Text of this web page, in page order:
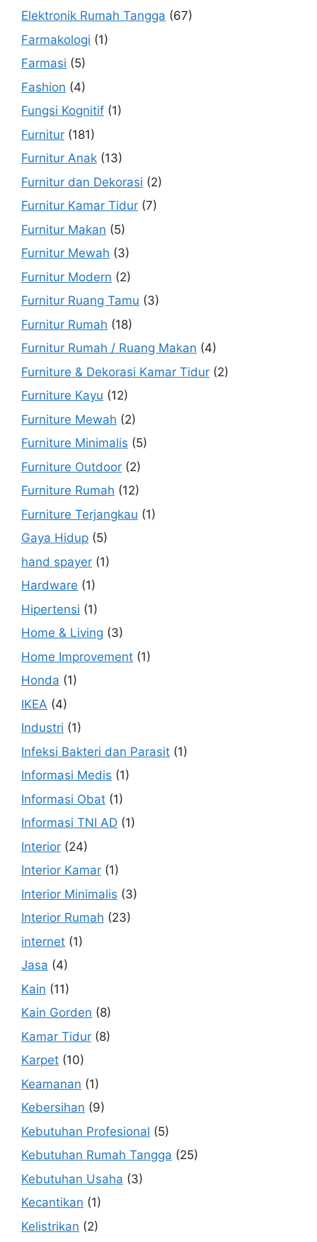
Elektronik Rumah Tangga (67)
Farmakologi (1)
Farmasi (5)
Fashion (4)
Fungsi Kognitif (1)
Furnitur (181)
Furnitur Anak (13)
Furnitur dan Dekorasi (2)
Furnitur Kamar Tidur (7)
Furnitur Makan (5)
Furnitur Mewah (3)
Furnitur Modern (2)
Furnitur Ruang Tamu (3)
Furnitur Rumah (18)
Furnitur Rumah / Ruang Makan (4)
Furniture & Dekorasi Kamar Tidur (2)
Furniture Kayu (12)
Furniture Mewah (2)
Furniture Minimalis (5)
Furniture Outdoor (2)
Furniture Rumah (12)
Furniture Terjangkau (1)
Gaya Hidup (5)
hand spayer (1)
Hardware (1)
Hipertensi (1)
Home & Living (3)
Home Improvement (1)
Honda (1)
IKEA (4)
Industri (1)
Infeksi Bakteri dan Parasit (1)
Informasi Medis (1)
Informasi Obat (1)
Informasi TNI AD (1)
Interior (24)
Interior Kamar (1)
Interior Minimalis (3)
Interior Rumah (23)
internet (1)
Jasa (4)
Kain (11)
Kain Gorden (8)
Kamar Tidur (8)
Karpet (10)
Keamanan (1)
Kebersihan (9)
Kebutuhan Profesional (5)
Kebutuhan Rumah Tangga (25)
Kebutuhan Usaha (3)
Kecantikan (1)
Kelistrikan (2)